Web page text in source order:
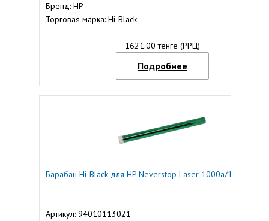
Бренд: HP
Торговая марка: Hi-Black
1621.00 тенге (РРЦ)
Подробнее
Барабан Hi-Black для HP Neverstop Laser 1000a/1200а
Артикул: 94010113021